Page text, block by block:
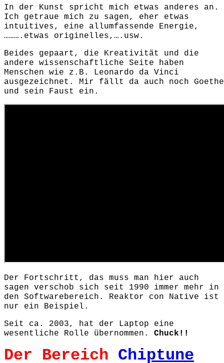
In der Kunst spricht mich etwas anderes an.
Ich getraue mich zu sagen, eher etwas
intuitives, eine allumfassende Energie,
……….etwas originelles,….usw.
Beides gepaart, die Kreativität und die
andere wissenschaftliche Seite haben
Menschen wie z.B. Leonardo da Vinci
ausgezeichnet. Mir fällt da auch noch Goethe
und sein Faust ein.
Der Fortschritt, das muss man hier auch
sagen verschob sich seit 1990 immer mehr in
den Softwarebereich. Reaktor con Native ist
nur ein Beispiel.
Seit ca. 2003, hat der Laptop eine
wesentliche Rolle übernommen. Chuck!!
Der Bereich Chiptune